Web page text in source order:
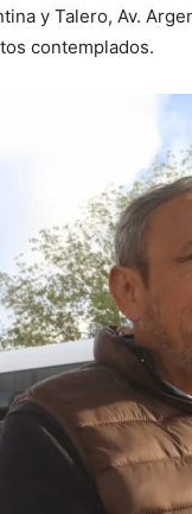
y Talero, Av.
contemplados.